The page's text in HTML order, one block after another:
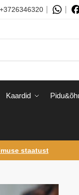
Kaardid
staatust